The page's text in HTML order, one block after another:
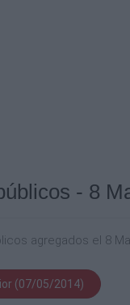
- 8
agregados el 8
(07/05/2014)